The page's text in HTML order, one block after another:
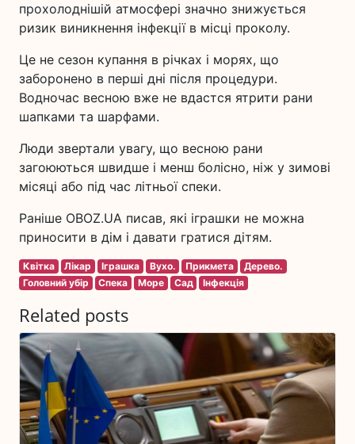
прохолоднішій атмосфері значно знижується
ризик виникнення інфекції в місці проколу.
Це не сезон купання в річках і морях, що
заборонено в перші дні після процедури.
Водночас весною вже не вдастся ятрити рани
шапками та шарфами.
Люди звертали увагу, що весною рани
загоюються швидше і менш болісно, ніж у зимові
місяці або під час літньої спеки.
Раніше OBOZ.UA писав, які іграшки не можна
приносити в дім і давати гратися дітям.
Квітка Лікар Іграшка Вухо. Прикмета
Дерево.
Головний убір
Спека Море Сад Інфекція
Related posts